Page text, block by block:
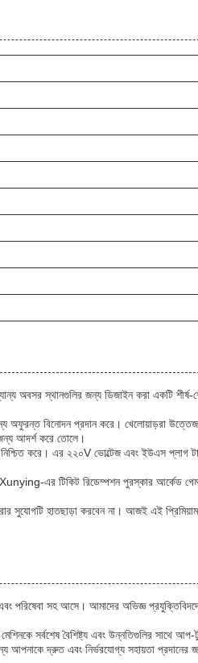
অবসর স্থানগুলির জন্য ডিজাইন করা একটি
বিনোদন প্রদান করে। খেলোয়াড়রা
আদর্শ করে তোলে।
করে। এর ২২০V ভোল্টেজ এবং ইউএস প্লাগ
এর টিকিট রিডেম্পশন পুরস্কার আর্কেড গেম
সুযোগটি হাতছাড়া করবেন না। আজই এই
পরিষেবা সহ আসে। আমাদের অভিজ্ঞ
সর্বশেষ বৈশিষ্ট্য এবং উন্নতিগুলির
আপনাকে দ্রুত এবং নির্ভরযোগ্য সহায়তা প্রদানের